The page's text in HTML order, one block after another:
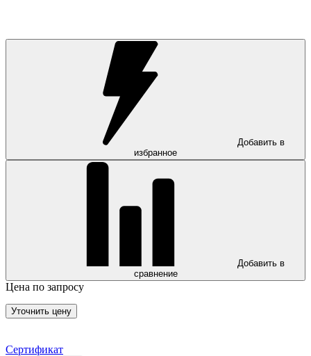
Добавить в
избранное
Добавить в
сравнение
Цена по запросу
Уточнить цену
Сертификат